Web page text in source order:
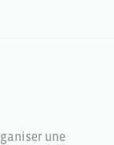
une